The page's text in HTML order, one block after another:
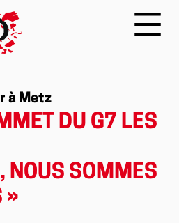
à Metz
DU G7 LES
NOUS SOMMES
»